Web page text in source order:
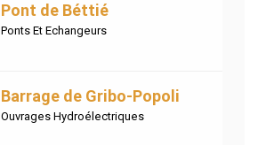
Pont de Béttié
Ponts Et Echangeurs
Barrage de Gribo-Popoli
Ouvrages Hydroélectriques